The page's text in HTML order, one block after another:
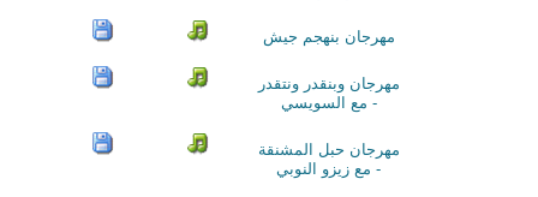
مهرجان بنهجم جيش
مهرجان وبنقدر ونتقدر
- مع السويسي
مهرجان حبل المشنقة
- مع زيزو النوبي